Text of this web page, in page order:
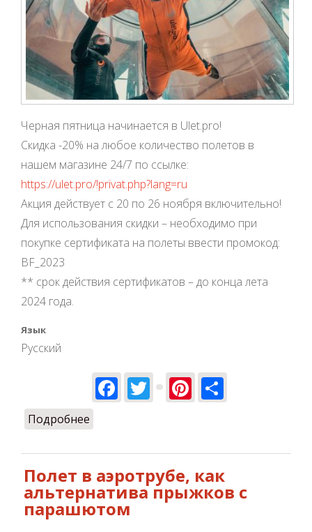
Черная пятница начинается в Ulet.pro!
Скидка -20% на любое количество полетов в
нашем магазине 24/7 по ссылке:
https://ulet.pro/!privat.php?lang=ru
Акция действует с 20 по 26 ноября включительно!
Для использования скидки – необходимо при
покупке сертификата на полеты ввести промокод:
BF_2023
** срок действия сертификатов – до конца лета
2024 года.
Язык
Русский
Facebook
TwitterPinterest
Подробнее
Полет в аэротрубе, как
альтернатива прыжков с
парашютом